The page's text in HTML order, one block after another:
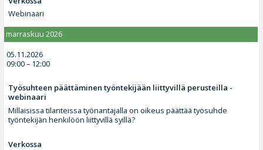
Webinaari
marraskuu 2026
05.11.2026
09:00 – 12:00
Työsuhteen päättäminen työntekijään liittyvillä perusteilla -
webinaari
Millaisissa tilanteissa työnantajalla on oikeus päättää työsuhde
työntekijän henkilöön liittyvillä syillä?
Verkossa